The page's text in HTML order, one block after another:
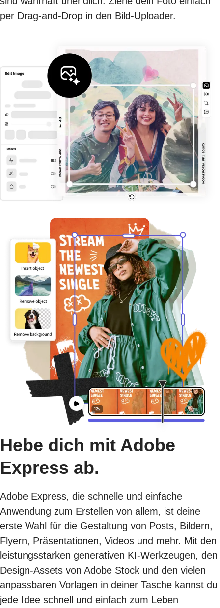
per Drag-and-Drop in den Bild-Uploader.
Hebe dich mit Adobe
Express ab.
Adobe Express, die schnelle und einfache
Anwendung zum Erstellen von allem, ist deine
erste Wahl für die Gestaltung von Posts, Bildern,
Flyern, Präsentationen, Videos und mehr. Mit den
leistungsstarken generativen KI-Werkzeugen, den
Design-Assets von Adobe Stock und den vielen
anpassbaren Vorlagen in deiner Tasche kannst du
jede Idee schnell und einfach zum Leben